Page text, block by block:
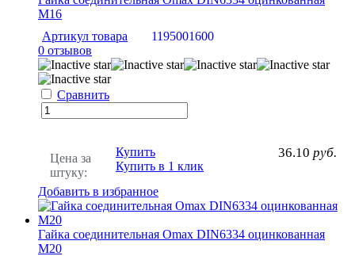
M16
Артикул товара
1195001600
0 отзывов
Сравнить
Цена за
штуку:
36.10 руб.
Купить
Купить в 1 клик
Добавить в избранное
Гайка соединительная Omax DIN6334 оцинкованная
M20